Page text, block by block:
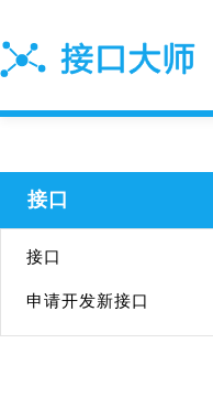
接口
接口
申请开发新接口